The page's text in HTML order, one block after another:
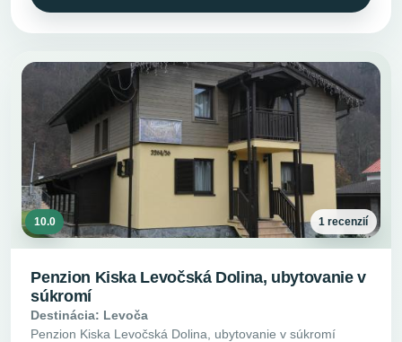
10.0 1 recenzií
Penzion Kiska Levočská Dolina, ubytovanie v
súkromí
Destinácia: Levoča
Penzion Kiska Levočská Dolina, ubytovanie v súkromí